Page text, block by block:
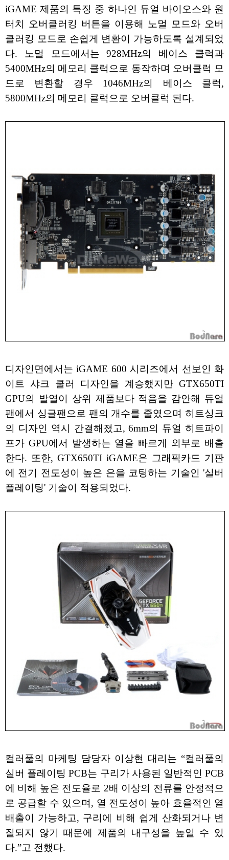
iGAME 제품의 특징 중 하나인 듀얼 바이오스와 원
터치 오버클러킹 버튼을 이용해 노멀 모드와 오버
클러킹 모드로 손쉽게 변환이 가능하도록 설계되었
다. 노멀 모드에서는 928MHz의 베이스 클럭과
5400MHz의 메모리 클럭으로 동작하며 오버클럭 모
드로 변환할 경우 1046MHz의 베이스 클럭,
5800MHz의 메모리 클럭으로 오버클럭 된다.
디자인면에서는 iGAME 600 시리즈에서 선보인 화
이트 샤크 쿨러 디자인을 계승했지만 GTX650TI
GPU의 발열이 상위 제품보다 적음을 감안해 듀얼
팬에서 싱글팬으로 팬의 개수를 줄였으며 히트싱크
의 디자인 역시 간결해졌고, 6mm의 듀얼 히트파이
프가 GPU에서 발생하는 열을 빠르게 외부로 배출
한다. 또한, GTX650TI iGAME은 그래픽카드 기판
에 전기 전도성이 높은 은을 코팅하는 기술인 '실버
플레이팅' 기술이 적용되었다.
컬러풀의 마케팅 담당자 이상현 대리는 “컬러풀의
실버 플레이팅 PCB는 구리가 사용된 일반적인 PCB
에 비해 높은 전도율로 2배 이상의 전류를 안정적으
로 공급할 수 있으며, 열 전도성이 높아 효율적인 열
배출이 가능하고, 구리에 비해 쉽게 산화되거나 변
질되지 않기 때문에 제품의 내구성을 높일 수 있
다.”고 전했다.